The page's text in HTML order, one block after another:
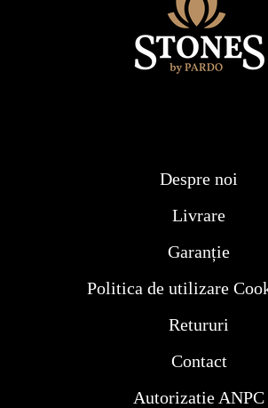
Despre noi
Livrare
Garanție
Politica de utilizare
Retururi
Contact
Autorizatie ANPC